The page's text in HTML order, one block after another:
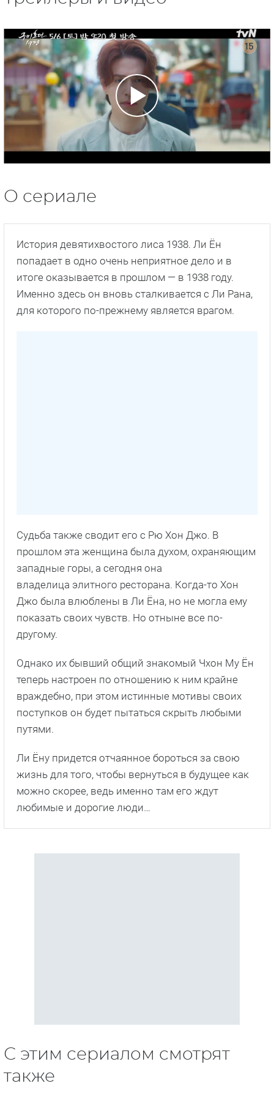
О сериале
История девятихвостого лиса 1938. Ли Ён
попадает в одно очень неприятное дело и в
итоге оказывается в прошлом — в 1938 году.
Именно здесь он вновь сталкивается с Ли Рана,
для которого по-прежнему является врагом.
Судьба также сводит его с Рю Хон Джо. В
прошлом эта женщина была духом, охраняющим
западные горы, а сегодня она
владелица элитного ресторана. Когда-то Хон
Джо была влюблены в Ли Ёна, но не могла ему
показать своих чувств. Но отныне все по-
другому.
Однако их бывший общий знакомый Чхон Му Ён
теперь настроен по отношению к ним крайне
враждебно, при этом истинные мотивы своих
поступков он будет пытаться скрыть любыми
путями.
Ли Ёну придется отчаянное бороться за свою
жизнь для того, чтобы вернуться в будущее как
можно скорее, ведь именно там его ждут
любимые и дорогие люди…
С этим сериалом смотрят
также